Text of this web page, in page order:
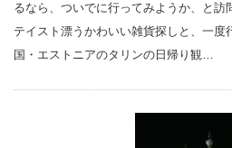
るなら、ついでに行ってみようか、と訪
テイスト漂うかわいい雑貨探しと、一度
国・エストニアのタリンの日帰り観…